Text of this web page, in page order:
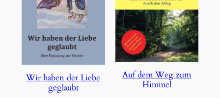
Wir haben der Liebe
geglaubt
Auf dem Weg zum
Himmel